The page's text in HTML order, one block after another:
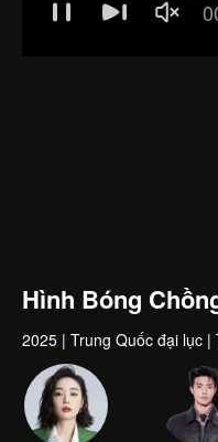
Hình Bóng
2025 | Trung Quốc đại lục |